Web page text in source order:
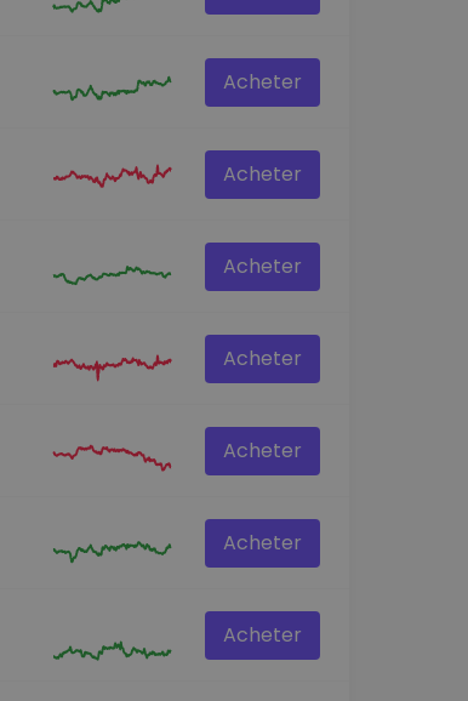
Acheter
Acheter
Acheter
Acheter
Acheter
Acheter
Acheter